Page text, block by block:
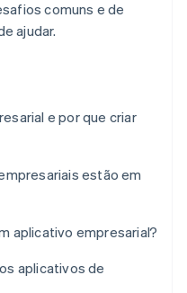
comuns e de
ajudar.
e por que criar
estão em
aplicativo empresarial?
aplicativos de